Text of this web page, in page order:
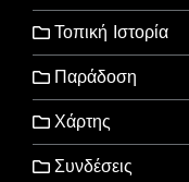
Τοπική Ιστορία
Παράδοση
Χάρτης
Συνδέσεις